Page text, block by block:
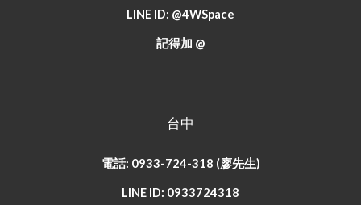
LINE ID: @4WSpace
記得加 @
台中
電話: 0933-724-318 (廖先生)
LINE ID: 0933724318